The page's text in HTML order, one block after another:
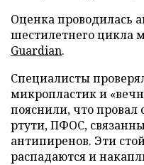
Оценка проводилась
шестилетнего цикла
Guardian.
Специалисты
микропластик и
пояснили, что провал
ртути, ПФОС,
антипиренов. Эти
распадаются и